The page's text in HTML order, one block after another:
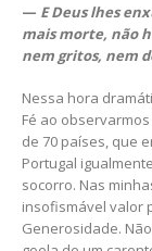
— E Deus lhes
mais morte, não
nem gritos, nem
Nessa hora
Fé ao
de 70 países, que
Portugal
socorro. Nas
insofismável valor
Generosidade.